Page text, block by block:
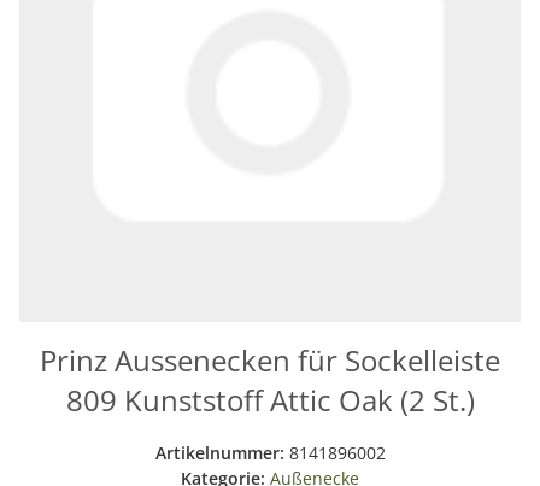
Prinz Aussenecken für Sockelleiste
809 Kunststoff Attic Oak (2 St.)
Artikelnummer: 8141896002
Kategorie: Außenecke